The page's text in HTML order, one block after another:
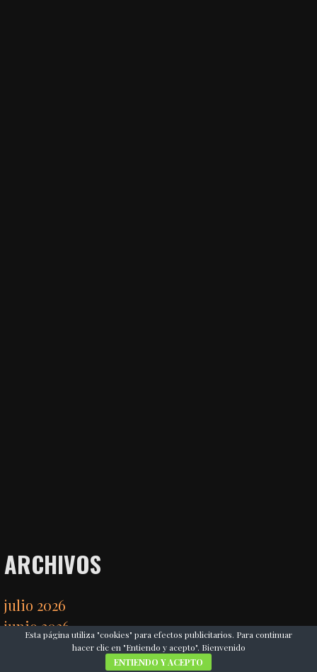
ARCHIVOS
julio 2026
junio 2026
mayo 2026
Esta página utiliza "cookies" para efectos publicitarios. Para continuar
hacer clic en "Entiendo y acepto". Bienvenido
ENTIENDO Y ACEPTO